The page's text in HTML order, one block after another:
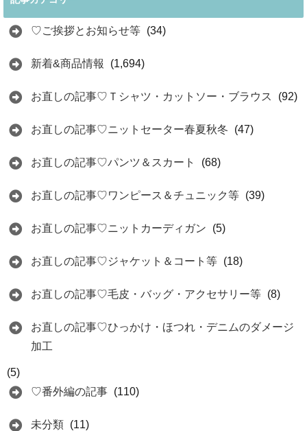
♡ご挨拶とお知らせ等 (34)
新着&商品情報 (1,694)
お直しの記事♡Ｔシャツ・カットソー・ブラウス (92)
お直しの記事♡ニットセーター春夏秋冬 (47)
お直しの記事♡パンツ＆スカート (68)
お直しの記事♡ワンピース＆チュニック等 (39)
お直しの記事♡ニットカーディガン (5)
お直しの記事♡ジャケット＆コート等 (18)
お直しの記事♡毛皮・バッグ・アクセサリー等 (8)
お直しの記事♡ひっかけ・ほつれ・デニムのダメージ
加工
(5)
♡番外編の記事 (110)
未分類 (11)